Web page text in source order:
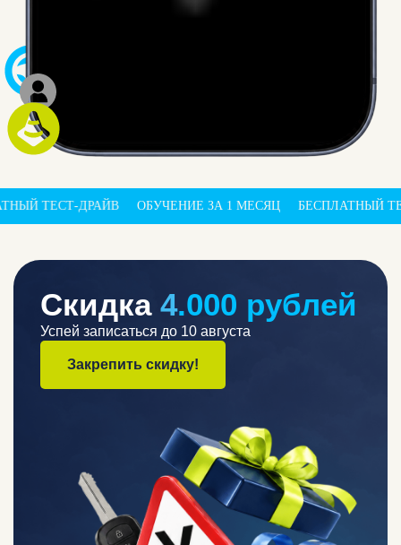
ОБУЧЕНИЕ ЗА 1 МЕСЯЦ БЕСПЛАТНЫЙ ТЕСТ-ДРАЙВ
Скидка 4.000 рублей
Успей записаться до 10 августа
Закрепить скидку!